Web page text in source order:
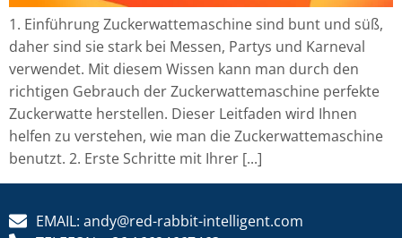
1. Einführung Zuckerwattemaschine sind bunt und süß,
daher sind sie stark bei Messen, Partys und Karneval
verwendet. Mit diesem Wissen kann man durch den
richtigen Gebrauch der Zuckerwattemaschine perfekte
Zuckerwatte herstellen. Dieser Leitfaden wird Ihnen
helfen zu verstehen, wie man die Zuckerwattemaschine
benutzt. 2. Erste Schritte mit Ihrer [...]
EMAIL: andy@red-rabbit-intelligent.com